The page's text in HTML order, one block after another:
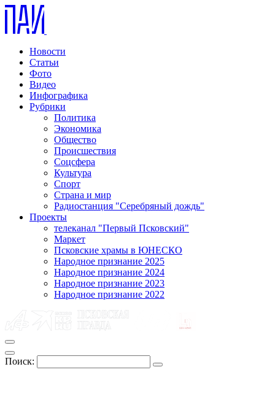
Новости
Статьи
Фото
Видео
Инфографика
Рубрики
Политика
Экономика
Общество
Происшествия
Соцсфера
Культура
Спорт
Страна и мир
Радиостанция "Серебряный дождь"
Проекты
телеканал "Первый Псковский"
Маркет
Псковские храмы в ЮНЕСКО
Народное признание 2025
Народное признание 2024
Народное признание 2023
Народное признание 2022
Поиск: